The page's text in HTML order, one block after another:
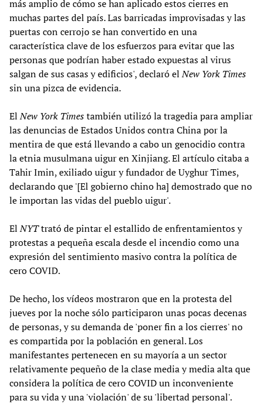
más amplio de cómo se han aplicado estos cierres en
muchas partes del país. Las barricadas improvisadas y las
puertas con cerrojo se han convertido en una
característica clave de los esfuerzos para evitar que las
personas que podrían haber estado expuestas al virus
salgan de sus casas y edificios', declaró elNew York Times
sin una pizca de evidencia.
ElNew York Timestambién utilizó la tragedia para ampliar
las denuncias de Estados Unidos contra China por la
mentira de que está llevando a cabo un genocidio contra
la etnia musulmana uigur en Xinjiang. El artículo citaba a
Tahir Imin, exiliado uigur y fundador de Uyghur Times,
declarando que '[El gobierno chino ha] demostrado que no
le importan las vidas del pueblo uigur'.
ElNYTtrató de pintar el estallido de enfrentamientos y
protestas a pequeña escala desde el incendio como una
expresión del sentimiento masivo contra la política de
cero COVID.
De hecho, los vídeos mostraron que en la protesta del
jueves por la noche sólo participaron unas pocas decenas
de personas, y su demanda de 'poner fin a los cierres' no
es compartida por la población en general. Los
manifestantes pertenecen en su mayoría a un sector
relativamente pequeño de la clase media y media alta que
considera la política de cero COVID un inconveniente
para su vida y una 'violación' de su 'libertad personal'.